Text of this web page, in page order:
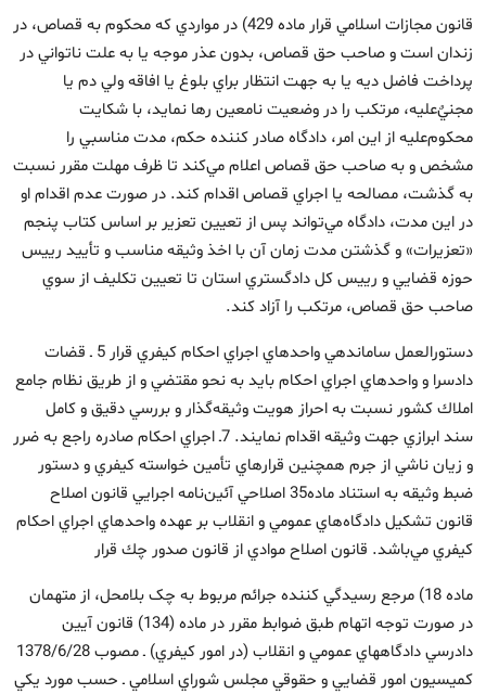
قانون مجازات اسلامي قرار ماده 429) در مواردي كه محكوم به قصاص، در
زندان است و صاحب حق قصاص، بدون عذر موجه يا به علت ناتواني در
پرداخت فاضل ديه يا به جهت انتظار براي بلوغ يا افاقه ولي دم يا
مجنيٌ‌عليه، مرتكب را در وضعيت نامعين رها نمايد، با شكايت
محكوم‌عليه از اين امر‌، دادگاه صادر كننده حكم‌، مدت مناسبي را
مشخص و به صاحب حق قصاص اعلام مي‌کند تا ظرف مهلت مقرر نسبت
به گذشت، مصالحه يا اجراي قصاص اقدام کند. در صورت عدم اقدام او
در اين مدت‌، دادگاه مي‌تواند پس از تعيين تعزير بر اساس كتاب پنجم
«تعزيرات» و گذشتن مدت زمان آن با اخذ وثيقه مناسب و تأييد رييس
حوزه قضايي و رييس كل دادگستري استان تا تعيين تكليف از سوي
صاحب حق قصاص، مرتكب را آزاد كند.
دستورالعمل ساماندهي واحدهاي اجراي احكام كيفري قرار 5 ـ قضات
دادسرا و واحدهاي اجراي احكام بايد به نحو مقتضي و از طريق نظام جامع
املاك كشور نسبت به احراز هويت وثيقه‌گذار و بررسي دقيق و كامل
سند ابرازي جهت وثيقه اقدام نمايند. 7ـ اجراي احكام صادره راجع به ضرر
و زيان ناشي از جرم همچنين قرارهاي تأمين خواسته كيفري و دستور
ضبط وثيقه به استناد ماده35 اصلاحي آئين‌نامه اجرايي قانون اصلاح
قانون تشكيل دادگاه‌هاي عمومي و انقلاب بر عهده واحدهاي اجراي احكام
كيفري مي‌باشد. قانون اصلاح موادي از قانون صدور چك قرار
ماده 18) مرجع رسيدگي کننده جرائم مربوط به چک بلامحل، از متهمان
در صورت توجه اتهام طبق ضوابط مقرر در ماده (134) قانون آيين
دادرسي دادگاههاي عمومي و انقلاب (در امور کيفري) ـ مصوب 1378/6/28
کميسيون امور قضايي و حقوقي مجلس شوراي اسلامي ـ حسب مورد يکي